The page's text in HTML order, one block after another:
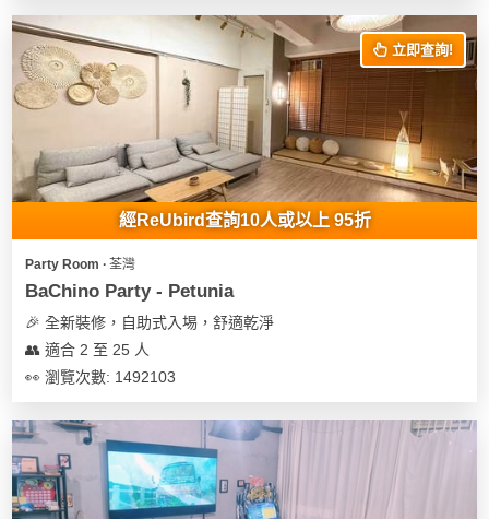
立即查詢!
經ReUbird查詢10人或以上 95折
Party Room ∙ 荃灣
BaChino Party - Petunia
🎉 全新裝修，自助式入埸，舒適乾淨
👥 適合 2 至 25 人
👀 瀏覽次數: 1492103